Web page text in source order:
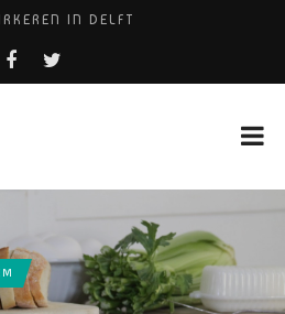
IN DELFT
POMPEÏ ￼
VAN FILM BIJ KINEPOLIS